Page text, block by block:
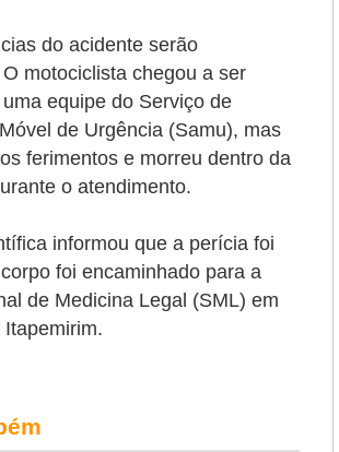
do acidente serão
motociclista chegou a ser
equipe do Serviço de
de Urgência (Samu), mas
ferimentos e morreu dentro da
o atendimento.
informou que a perícia foi
foi encaminhado para a
de Medicina Legal (SML) em